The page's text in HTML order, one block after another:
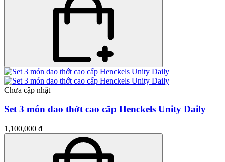
Chưa cập nhật
Set 3 món dao thớt cao cấp Henckels Unity Daily
1,100,000 ₫